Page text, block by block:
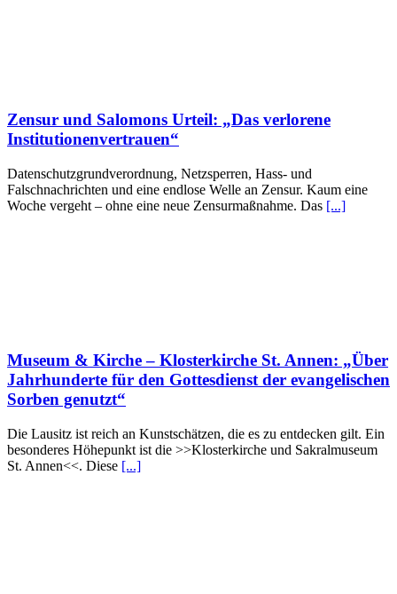
Zensur und Salomons Urteil: „Das verlorene
Institutionenvertrauen“
Datenschutzgrundverordnung, Netzsperren, Hass- und
Falschnachrichten und eine endlose Welle an Zensur. Kaum eine
Woche vergeht – ohne eine neue Zensurmaßnahme. Das [...]
Museum & Kirche – Klosterkirche St. Annen: „Über
Jahrhunderte für den Gottesdienst der evangelischen
Sorben genutzt“
Die Lausitz ist reich an Kunstschätzen, die es zu entdecken gilt. Ein
besonderes Höhepunkt ist die >>Klosterkirche und Sakralmuseum
St. Annen<<. Diese [...]